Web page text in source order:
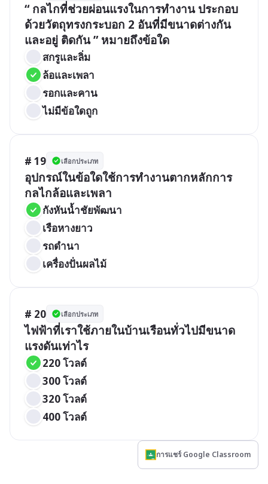
“ กลไกที่ช่วยผ่อนแรงในการทำงาน ประกอบ
ด้วยวัตถุทรงกระบอก 2 อันที่มีขนาดต่างกัน
และอยู่ ติดกัน ” หมายถึงข้อใด
สกรูและลิ่ม
ล้อและเพลา
รอกและคาน
ไม่มีข้อใดถูก
# 19 เลือกประเภท
อุปกรณ์ในข้อใดใช้การทำงานตากหลักการ
กลไกล้อและเพลา
กังหันน้ำชัยพัฒนา
เรือหางยาว
รถดำนา
เครื่องปั่นผลไม้
# 20 เลือกประเภท
ไฟฟ้าที่เราใช้ภายในบ้านเรือนทั่วไปมีขนาด
แรงดันเท่าไร
220 โวลต์
300 โวลต์
320 โวลต์
400 โวลต์
การแชร์ Google Classroom